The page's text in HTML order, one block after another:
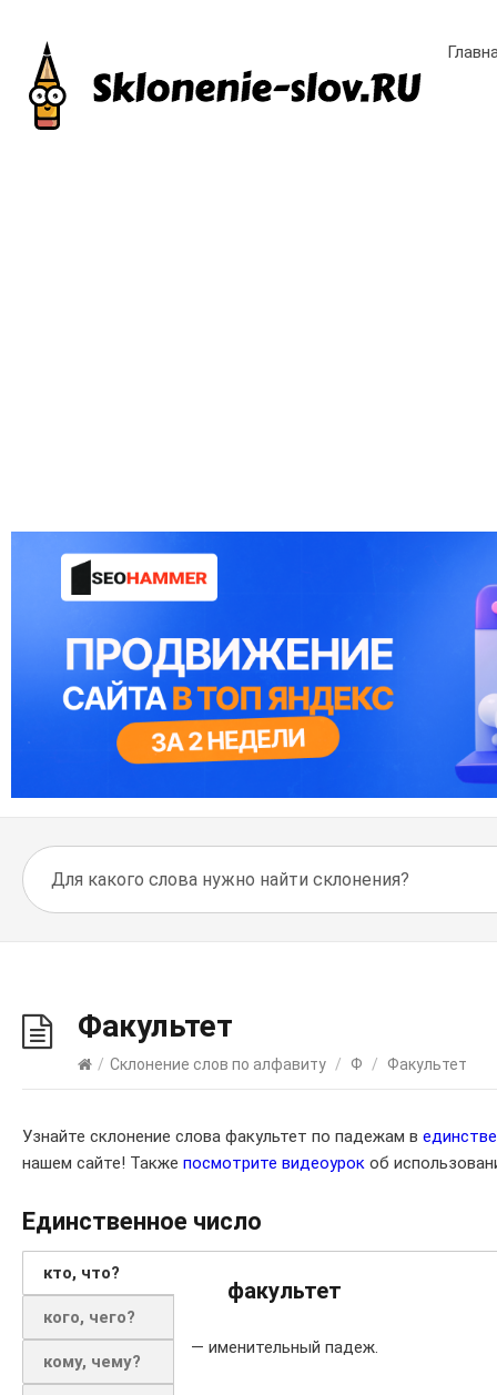
Факультет
/ Склонение слов по алфавиту / Ф / Факультет
Узнайте склонение слова факультет по падежам в
нашем сайте! Также посмотрите видеоурок об
Единственное число
кто, что?
кого, чего?
кому, чему?
факультет
— именительный падеж.